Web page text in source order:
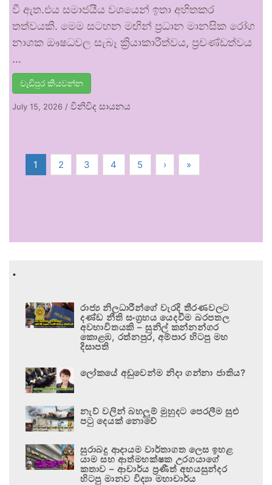
වී ඇත.එය සමාජයීය වශයෙන් ඉතා අහිතකර
තත්වයකි. මෙම සටහන මඟින් ප්‍රධාන මානසික රෝග
නාශක ඖෂධවල සැබෑ ක්‍රියාකාරීත්වය, ප්‍රචණ්ඩත්වය
…
වැඩිපුර කියවන්න
July 15, 2026 / විනිවිද සායනය
1 2 3 4 5 › »
.
රාජ්‍ය නිලධාරීන්ගේ වැරදි තීරණවලට
දණ්ඩ නීති සංග්‍රහය යෙදවීම බරපතල
අවභාවිතයකි – සුනිල් කන්නන්ගර
කොළඹ, රත්නපුර, අම්පාර හිටපු මහ
දිසාපති
ලෝකයේ අඩුවෙන්ම නිදා ගන්නා ජාතිය?
නැව් වලින් බහලුම් මුහුදට පෙරලීම සුළු
පටු දෙයක් නොවේ
සුරාබදු ආදායම වාර්තාගත ලෙස ඉහළ
යාම සහ ආත්මභක්ෂක උරගයාගේ
කතාව – ආචාර්ය ප්‍රණීත් අභයසුන්දර
හිටපු මානව විද්‍යා මහාචාර්ය